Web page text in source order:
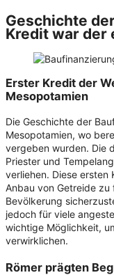
Geschichte
Kredit war der
Erster Kredit der
Mesopotamien
Die Geschichte der
Mesopotamien, wo
vergeben wurden. Die
Priester und
verliehen. Diese
Anbau von Getreide
Bevölkerung
jedoch für viele
wichtige Möglichkeit,
verwirklichen.
Römer prägten